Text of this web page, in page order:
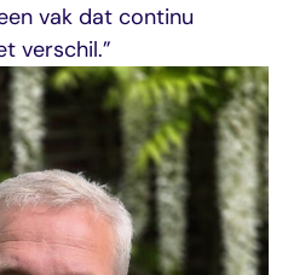
vak dat continu
verschil.”